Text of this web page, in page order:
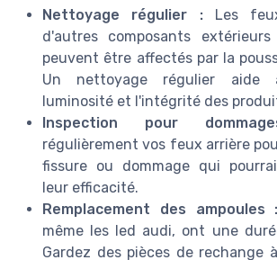
Nettoyage régulier :Les
d'autres composants
peuvent être affectés par la
Un nettoyage régulier aide
luminosité et l'intégrité des
Inspection pour
régulièrement vos feux arrière
fissure ou dommage qui
leur efficacité.
Remplacement des ampoules :
même les led audi, ont une
Gardez des pièces de rechange